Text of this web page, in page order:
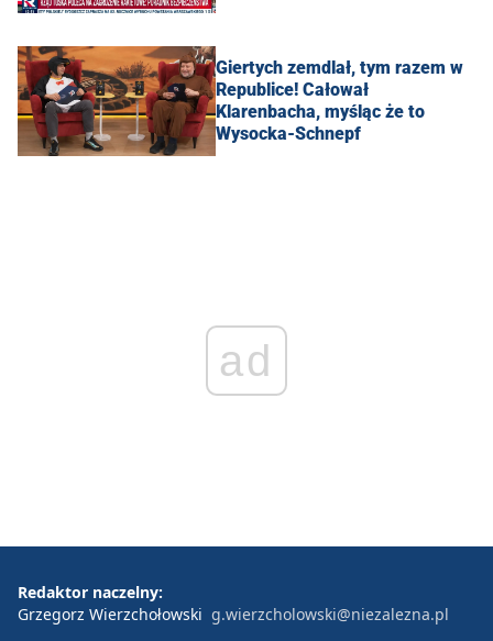
Giertych zemdlał, tym razem w
Republice! Całował
Klarenbacha, myśląc że to
Wysocka-Schnepf
ad
Redaktor naczelny:
Grzegorz Wierzchołowski g.wierzcholowski@niezalezna.pl